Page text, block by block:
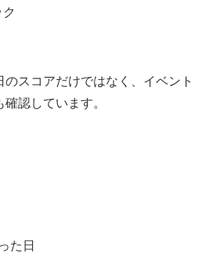
スコアだけではなく、イベント
認しています。
た日